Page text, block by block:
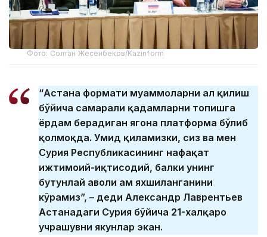
Фото: Солтан Жесенбеков/Kazinform
“Астана формати муаммоларни ҳал қилиш
бўйича самарали қадамларни топишга
ёрдам берадиган ягона платформа бўлиб
қолмоқда. Умид қиламизки, сиз ва мен
Сурия Республикасининг нафақат
ижтимоий-иқтисодий, балки унинг
бутунлай аҳволи ҳам яхшиланганини
кўрамиз”, – деди Александр Лаврентьев
Астанадаги Сурия бўйича 21-халқаро
учрашувни якунлар экан.